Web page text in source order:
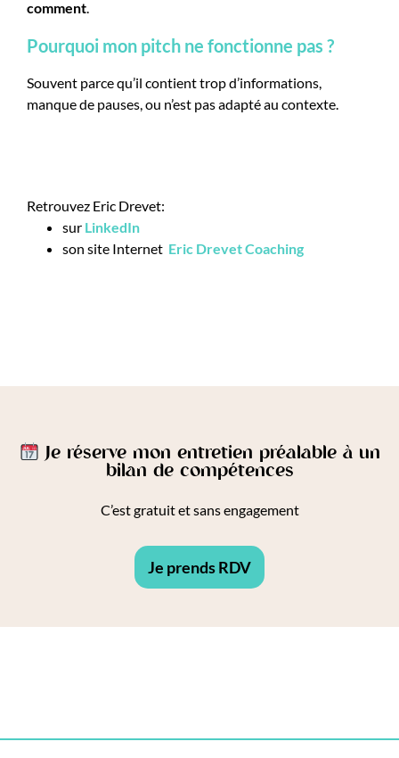
comment.
Pourquoi mon pitch ne fonctionne pas ?
Souvent parce qu’il contient trop d’informations,
manque de pauses, ou n’est pas adapté au contexte.
Retrouvez Eric Drevet:
sur LinkedIn
son site Internet Eric Drevet Coaching
Je réserve mon entretien préalable à un
bilan de compétences
C’est gratuit et sans engagement
Je prends RDV